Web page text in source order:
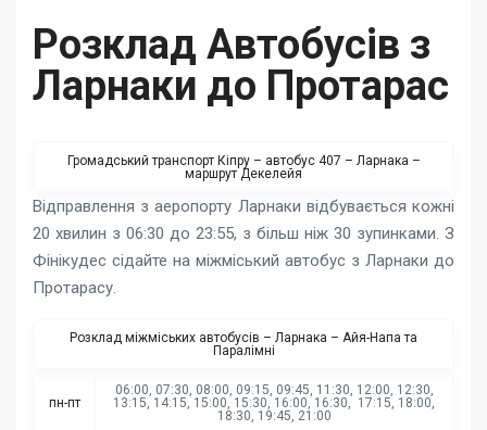
Розклад Автобусів з
Ларнаки до Протарас
Громадський транспорт Кіпру – автобус 407 – Ларнака –
маршрут Декелейя
Відправлення з аеропорту Ларнаки відбувається кожні
20 хвилин з 06:30 до 23:55, з більш ніж 30 зупинками. З
Фінікудес сідайте на міжміський автобус з Ларнаки до
Протарасу.
Розклад міжміських автобусів – Ларнака – Айя-Напа та
Паралімні
пн-пт
06:00, 07:30, 08:00, 09:15, 09:45, 11:30, 12:00, 12:30,
13:15, 14:15, 15:00, 15:30, 16:00, 16:30, 17:15, 18:00,
18:30, 19:45, 21:00